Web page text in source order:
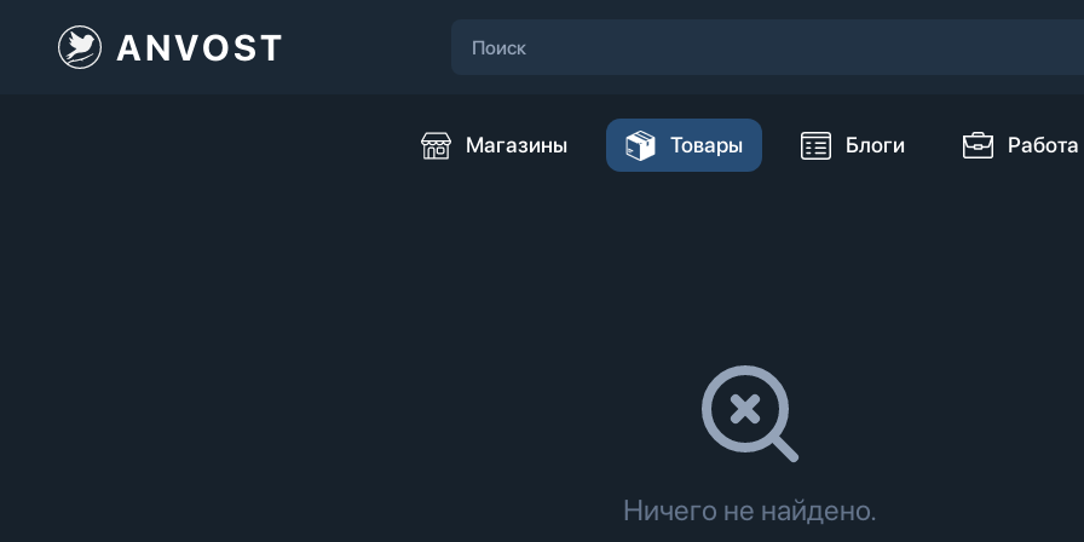
ANVOST
Магазины Товары Блоги Работа
Ничего не найдено.